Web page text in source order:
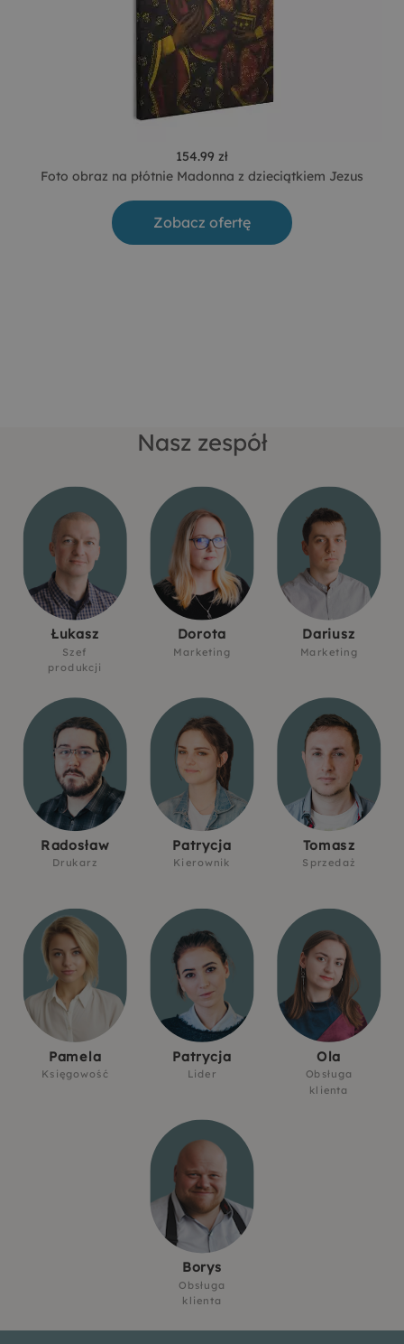
154.99 zł
Foto obraz na płótnie Madonna z dzieciątkiem Jezus
Zobacz ofertę
Nasz zespół
Łukasz
Szef
produkcji
Dorota
Marketing
Dariusz
Marketing
Radosław
Drukarz
Patrycja
Kierownik
Tomasz
Sprzedaż
Pamela
Księgowość
Patrycja
Lider
Ola
Obsługa
klienta
Borys
Obsługa
klienta